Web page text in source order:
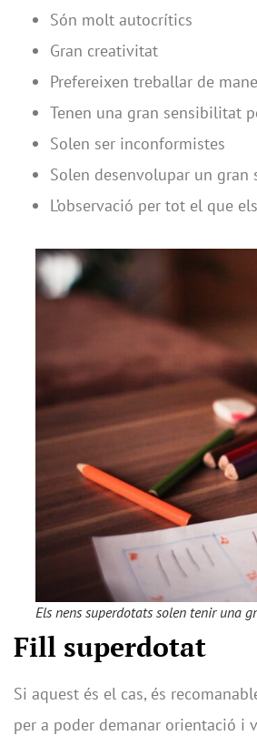
Són molt autocrítics
Gran creativitat
Prefereixen treballar de
Tenen una gran sensibilitat
Solen ser inconformistes
Solen desenvolupar un gran
L’observació per tot el que
Els nens superdotats solen tenir una
Fill superdotat
Si aquest és el cas, és
per a poder demanar orientació i